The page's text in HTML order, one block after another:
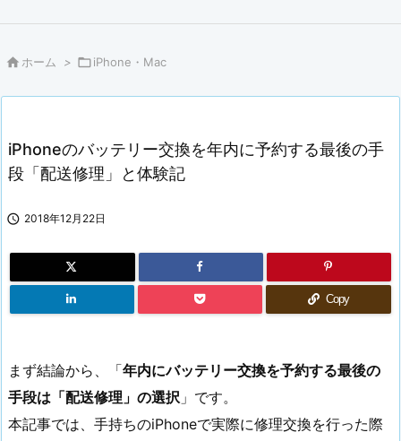
 ホーム > iPhone・Mac
iPhoneのバッテリー交換を年内に予約する最後の手
段「配送修理」と体験記
 2018年12月22日
Copy
まず結論から、「年内にバッテリー交換を予約する最後の
手段は「配送修理」の選択 」です。
本記事では、手持ちのiPhoneで実際に修理交換を行った際